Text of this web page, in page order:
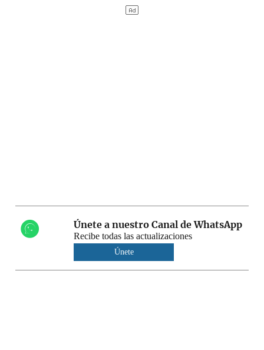
Únete a nuestro Canal de WhatsApp
Recibe todas las actualizaciones
Únete